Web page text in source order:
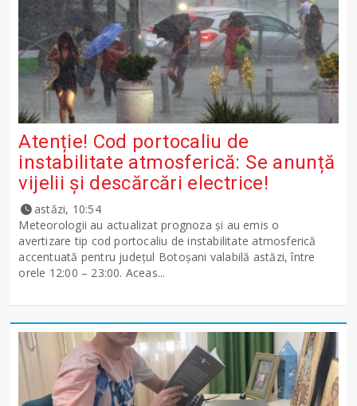
Atenție! Cod portocaliu de
instabilitate atmosferică: Se anunță
vijelii și descărcări electrice!
astăzi, 10:54
Meteorologii au actualizat prognoza și au emis o
avertizare tip cod portocaliu de instabilitate atmosferică
accentuată pentru județul Botoșani valabilă astăzi, între
orele 12:00 – 23:00. Aceas...